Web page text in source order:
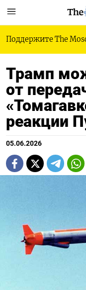
Поддержите The
Трамп
от
реакции
05.06.2026